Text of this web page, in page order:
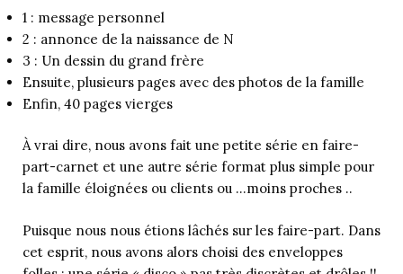
1 : message personnel
2 : annonce de la naissance de N
3 : Un dessin du grand frère
Ensuite, plusieurs pages avec des photos de la famille
Enfin, 40 pages vierges
À vrai dire, nous avons fait une petite série en faire-
part-carnet et une autre série format plus simple pour
la famille éloignées ou clients ou …moins proches ..
Puisque nous nous étions lâchés sur les faire-part. Dans
cet esprit, nous avons alors choisi des enveloppes